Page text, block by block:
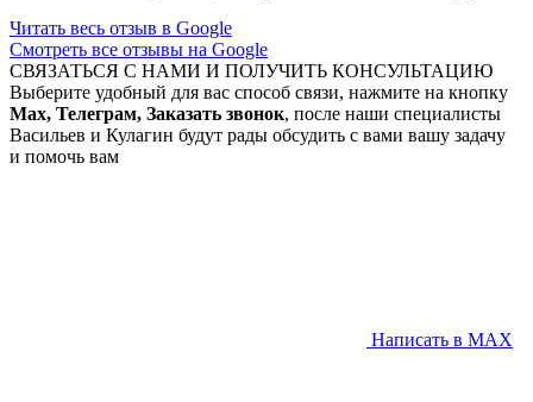
Читать весь отзыв в Google
Смотреть все отзывы на Google
СВЯЗАТЬСЯ С НАМИ И ПОЛУЧИТЬ КОНСУЛЬТАЦИЮ
Выберите удобный для вас способ связи, нажмите на кнопку
Max, Телеграм, Заказать звонок, после наши специалисты
Васильев и Кулагин будут рады обсудить с вами вашу задачу
и помочь вам
Написать в MAX